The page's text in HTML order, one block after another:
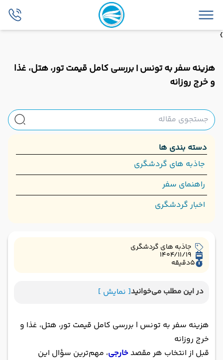
}
هزینه سفر به تونس | بررسی کامل قیمت تور، هتل، غذا
و خرج روزانه
دسته بندی ها
جاذبه های گردشگری
راهنمای سفر
اخبار گردشگری
جاذبه های گردشگری
1404/11/19
5دقیقه
در این مطلب می‌خوانید[ نمایش ]
هزینه سفر به تونس | بررسی کامل قیمت تور، هتل، غذا و
خرج روزانه
قبل از انتخاب هر مقصدخارجی، مهم‌ترین سؤال این